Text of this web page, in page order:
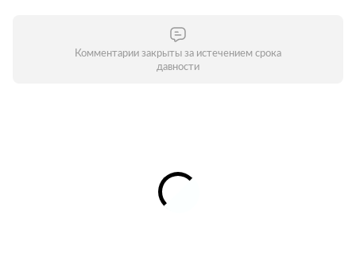
Комментарии закрыты за истечением срока
давности